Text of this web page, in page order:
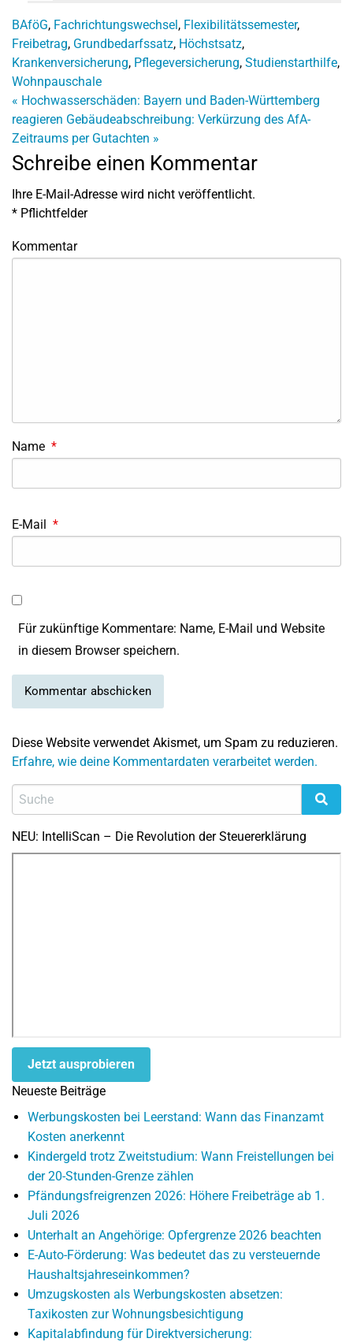
BAföG, Fachrichtungswechsel, Flexibilitätssemester,
Freibetrag, Grundbedarfssatz, Höchstsatz,
Krankenversicherung, Pflegeversicherung, Studienstarthilfe,
Wohnpauschale
« Hochwasserschäden: Bayern und Baden-Württemberg
reagieren Gebäudeabschreibung: Verkürzung des AfA-
Zeitraums per Gutachten »
Schreibe einen Kommentar
Ihre E-Mail-Adresse wird nicht veröffentlicht.
* Pflichtfelder
Kommentar
Name *
E-Mail *
Für zukünftige Kommentare: Name, E-Mail und Website
in diesem Browser speichern.
Diese Website verwendet Akismet, um Spam zu reduzieren.
Erfahre, wie deine Kommentardaten verarbeitet werden.
NEU: IntelliScan – Die Revolution der Steuererklärung
Jetzt ausprobieren
Neueste Beiträge
Werbungskosten bei Leerstand: Wann das Finanzamt
Kosten anerkennt
Kindergeld trotz Zweitstudium: Wann Freistellungen bei
der 20-Stunden-Grenze zählen
Pfändungsfreigrenzen 2026: Höhere Freibeträge ab 1.
Juli 2026
Unterhalt an Angehörige: Opfergrenze 2026 beachten
E-Auto-Förderung: Was bedeutet das zu versteuernde
Haushaltsjahreseinkommen?
Umzugskosten als Werbungskosten absetzen:
Taxikosten zur Wohnungsbesichtigung
Kapitalabfindung für Direktversicherung: